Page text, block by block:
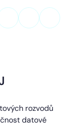
rozvodů
datové